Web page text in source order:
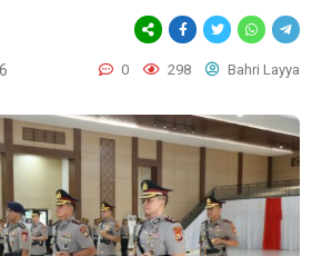
0 298 Bahri Layya